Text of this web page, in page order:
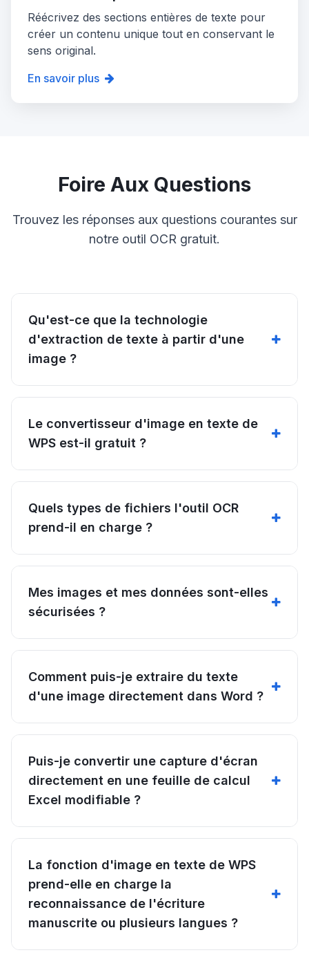
Réécrivez des sections entières de texte pour
créer un contenu unique tout en conservant le
sens original.
En savoir plus
Foire Aux Questions
Trouvez les réponses aux questions courantes sur
notre outil OCR gratuit.
Qu'est-ce que la technologie
d'extraction de texte à partir d'une
image ?
Le convertisseur d'image en texte de
WPS est-il gratuit ?
Quels types de fichiers l'outil OCR
prend-il en charge ?
Mes images et mes données sont-elles
sécurisées ?
Comment puis-je extraire du texte
d'une image directement dans Word ?
Puis-je convertir une capture d'écran
directement en une feuille de calcul
Excel modifiable ?
La fonction d'image en texte de WPS
prend-elle en charge la
reconnaissance de l'écriture
manuscrite ou plusieurs langues ?